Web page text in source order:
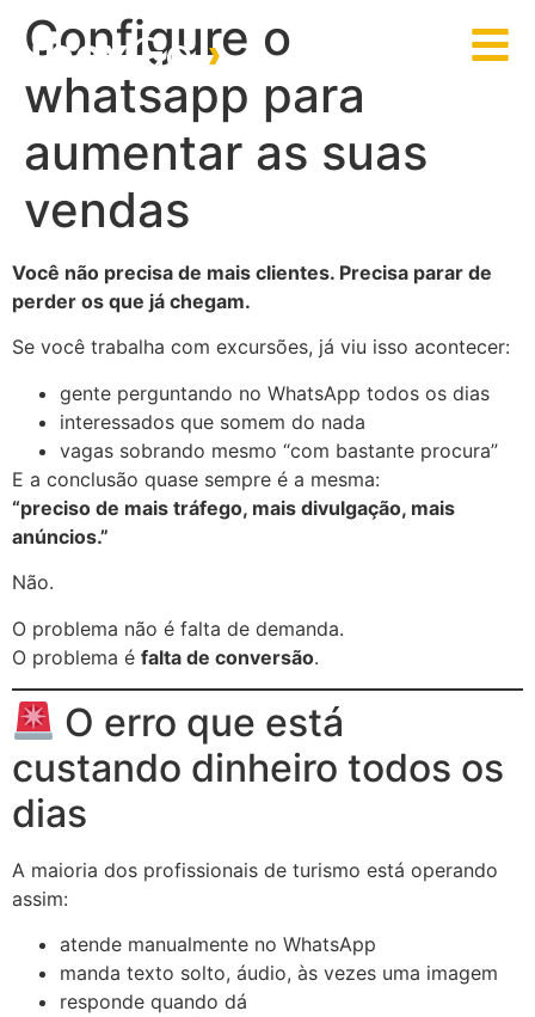
ibexGo ›
Configure o
whatsapp para
aumentar as suas
vendas
Você não precisa de mais clientes. Precisa parar de
perder os que já chegam.
Se você trabalha com excursões, já viu isso acontecer:
gente perguntando no WhatsApp todos os dias
interessados que somem do nada
vagas sobrando mesmo “com bastante procura”
E a conclusão quase sempre é a mesma:
“preciso de mais tráfego, mais divulgação, mais
anúncios.”
Não.
O problema não é falta de demanda.
O problema é falta de conversão.
O erro que está
custando dinheiro todos os
dias
A maioria dos profissionais de turismo está operando
assim:
atende manualmente no WhatsApp
manda texto solto, áudio, às vezes uma imagem
responde quando dá